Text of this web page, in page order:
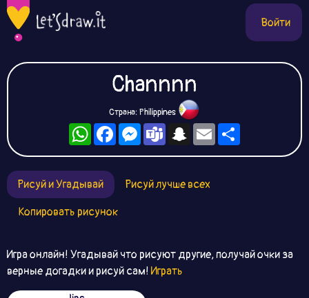
Войти
Channnn
Страна: Philippines
WhatsAppFacebookMessengerTeamsSnapchat
Email
Рисуй и Угадывай
Рисуй лучше всех
Копировать рисунок
Игра онлайн! Угадывай что рисуют другие, получай очки за
верные догадки и рисуй сам! Играть